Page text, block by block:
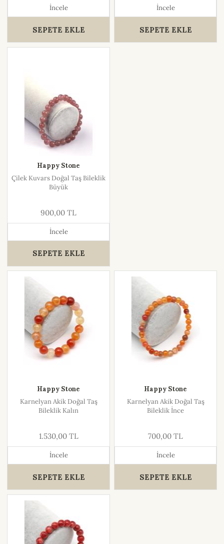
İncele
SEPETE EKLE
İncele
SEPETE EKLE
Happy Stone
Çilek Kuvars Doğal Taş Bileklik
Büyük
900,00 TL
İncele
SEPETE EKLE
Happy Stone
Karnelyan Akik Doğal Taş
Bileklik Kalın
1.530,00 TL
İncele
SEPETE EKLE
Happy Stone
Karnelyan Akik Doğal Taş
Bileklik İnce
700,00 TL
İncele
SEPETE EKLE